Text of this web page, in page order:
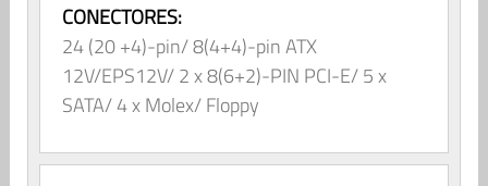
CONECTORES:
24 (20 +4)-pin/ 8(4+4)-pin ATX
12V/EPS12V/ 2 x 8(6+2)-PIN PCI-E/ 5 x
SATA/ 4 x Molex/ Floppy